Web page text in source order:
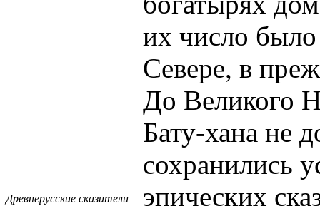
Древнерусские сказители
их число
Севере, в
До Великого
Бату-хана не
сохранились
эпических